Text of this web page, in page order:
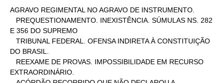
AGRAVO REGIMENTAL NO AGRAVO DE INSTRUMENTO.
E 356 DO SUPREMO
DO BRASIL.
EXTRAORDINÁRIO.